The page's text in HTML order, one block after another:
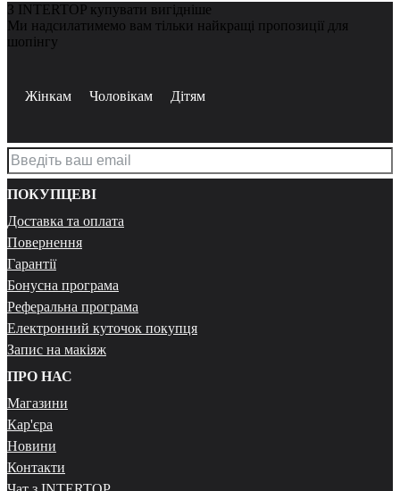
З INTERTOP купувати вигідніше
Ми надсилатимемо вам тільки найкращі пропозиції для
шопінгу
Жінкам Чоловікам Дітям
ПОКУПЦЕВІ
Доставка та оплата
Повернення
Гарантії
Бонусна програма
Реферальна програма
Електронний куточок покупця
Запис на макіяж
ПРО НАС
Магазини
Кар'єра
Новини
Контакти